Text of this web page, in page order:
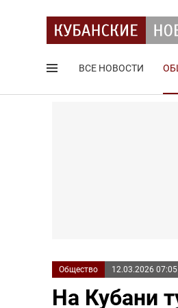
ВСЕ НОВОСТИ
Общество 12.03.2026 07:05
На Кубани